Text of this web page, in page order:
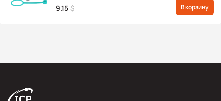
9.15 $ В корзину